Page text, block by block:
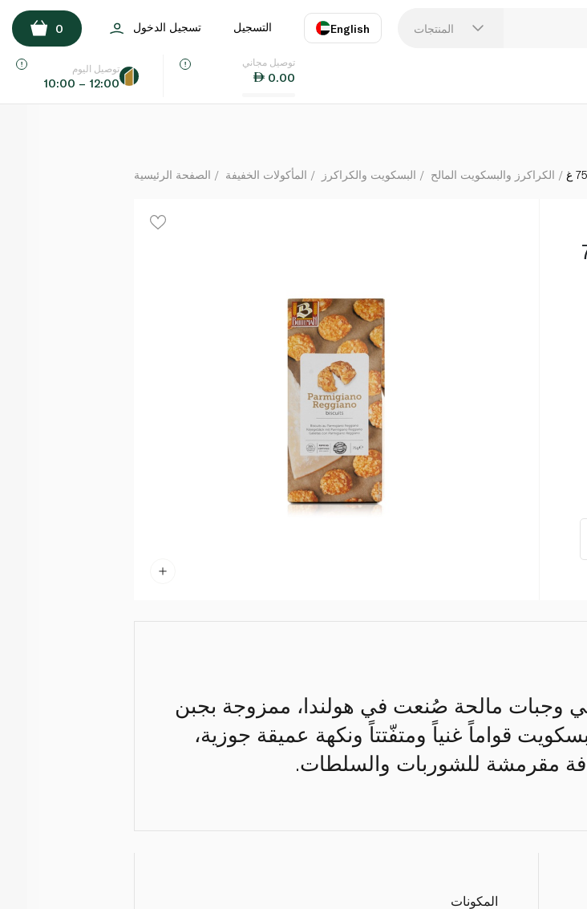
المنتجات English
اللغة
التسجيل تسجيل الدخول 0
توصيل مجاني
0.00
توصيل اليوم
10:00 – 12:00
الصفحة الرئيسية المأكولات الخفيفة البسكويت والكراكرز الكراكرز والبسكويت المالح
75
هي وجبات مالحة صُنعت في هولندا، ممزوجة بجبن
قواماً غنياً ومتفّتتاً ونكهة عميقة جوزية،
مقرمشة للشوربات والسلطات.
المكونات